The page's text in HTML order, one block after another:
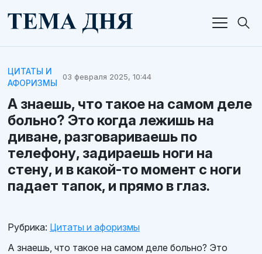
ЦИТАТЫ И
АФОРИЗМЫ
03 февраля 2025, 10:44
А знаешь, что такое на самом деле
больно? Это когда лежишь на
диване, разговариваешь по
телефону, задираешь ноги на
стену, и в какой-то момент с ноги
падает тапок, и прямо в глаз.
Рубрика: Цитаты и афоризмы
А знаешь, что такое на самом деле больно? Это